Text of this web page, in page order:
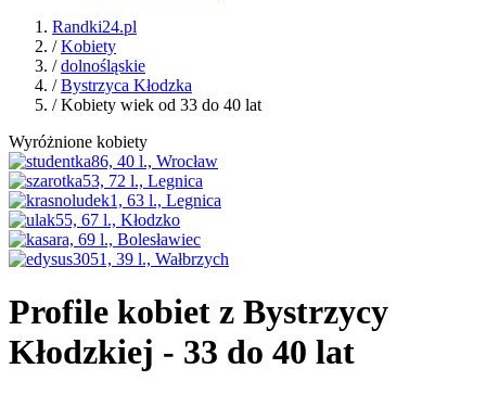
Randki24.pl
/Kobiety
/dolnośląskie
/Bystrzyca Kłodzka
/ Kobiety wiek od 33 do 40 lat
Wyróżnione kobiety
Profile kobiet z Bystrzycy
Kłodzkiej - 33 do 40 lat